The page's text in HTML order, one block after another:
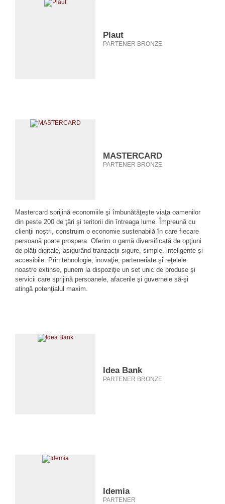
Plaut
PARTENER BRONZE
MASTERCARD
PARTENER BRONZE
Mastercard sprijină economiile şi îmbunătăţeşte viaţa oamenilor
din peste 200 de ţări şi teritorii din întreaga lume. Împreună cu
clienţii noştri, construim o economie sustenabilă în care fiecare
persoană poate prospera. Oferim o gamă diversificată de opţiuni
de plăţi digitale, asigurând tranzacţii sigure, simple, inteligente şi
accesibile. Prin tehnologie, inovaţie, parteneriate şi reţelele
noastre extinse, punem la dispoziţie un set unic de produse şi
servicii care sprijină persoanele, afacerile şi guvernele să-şi
atingă potenţialul maxim.
Idea Bank
PARTENER BRONZE
Idemia
PARTENER